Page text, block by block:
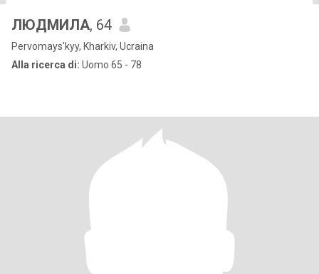
ЛЮДМИЛА, 64
Pervomays'kyy, Kharkiv, Ucraina
Alla ricerca di: Uomo 65 - 78